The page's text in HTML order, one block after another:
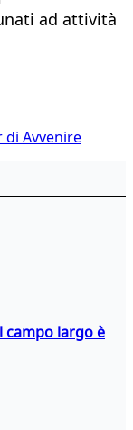
ad attività
di Avvenire
campo largo è